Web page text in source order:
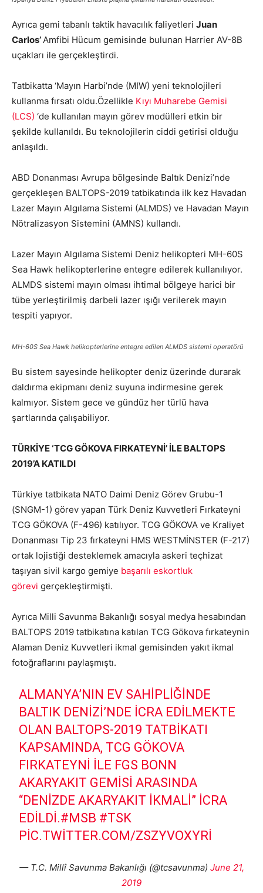
Ayrıca gemi tabanlı taktik havacılık faliyetleri Juan
Carlos’Amfibi Hücum gemisinde bulunan Harrier AV-8B
uçakları ile gerçekleştirdi.
Tatbikatta ‘Mayın Harbi’nde (MIW) yeni teknolojileri
kullanma fırsatı oldu.Özellikle Kıyı Muharebe Gemisi
(LCS) ‘de kullanılan mayın görev modülleri etkin bir
şekilde kullanıldı. Bu teknolojilerin ciddi getirisi olduğu
anlaşıldı.
ABD Donanması Avrupa bölgesinde Baltık Denizi’nde
gerçekleşen BALTOPS-2019 tatbikatında ilk kez Havadan
Lazer Mayın Algılama Sistemi (ALMDS) ve Havadan Mayın
Nötralizasyon Sistemini (AMNS) kullandı.
Lazer Mayın Algılama Sistemi Deniz helikopteri MH-60S
Sea Hawk helikopterlerine entegre edilerek kullanılıyor.
ALMDS sistemi mayın olması ihtimal bölgeye harici bir
tübe yerleştirilmiş darbeli lazer ışığı verilerek mayın
tespiti yapıyor.
MH-60S Sea Hawk helikopterlerine entegre edilen ALMDS sistemi operatörü
Bu sistem sayesinde helikopter deniz üzerinde durarak
daldırma ekipmanı deniz suyuna indirmesine gerek
kalmıyor. Sistem gece ve gündüz her türlü hava
şartlarında çalışabiliyor.
TÜRKİYE ‘TCG GÖKOVA FIRKATEYNİ’ İLE BALTOPS
2019’A KATILDI
Türkiye tatbikata NATO Daimi Deniz Görev Grubu-1
(SNGM-1) görev yapan Türk Deniz Kuvvetleri Fırkateyni
TCG GÖKOVA (F-496) katılıyor. TCG GÖKOVA ve Kraliyet
Donanması Tip 23 fırkateyni HMS WESTMİNSTER (F-217)
ortak lojistiği desteklemek amacıyla askeri teçhizat
taşıyan sivil kargo gemiye başarılı eskortluk
görevi gerçekleştirmişti.
Ayrıca Milli Savunma Bakanlığı sosyal medya hesabından
BALTOPS 2019 tatbikatına katılan TCG Gökova fırkateynin
Alaman Deniz Kuvvetleri ikmal gemisinden yakıt ikmal
fotoğraflarını paylaşmıştı.
ALMANYA’NIN EV SAHIPLIĞINDE
BALTIK DENIZI’NDE ICRA EDILMEKTE
OLAN BALTOPS-2019 TATBIKATI
KAPSAMINDA, TCG GÖKOVA
FIRKATEYNI ILE FGS BONN
AKARYAKIT GEMISI ARASINDA
“DENIZDE AKARYAKIT İKMALI” ICRA
EDILDI.#MSB #TSK
PIC.TWITTER.COM/ZSZYVOXYRI
— T.C. Millî Savunma Bakanlığı (@tcsavunma) June 21,
2019